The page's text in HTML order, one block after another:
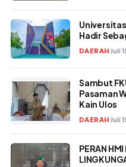
Hadir
DAERAH Juli
Sambut
Pasaman
Kain Ulos
DAERAH Juli
PERAN